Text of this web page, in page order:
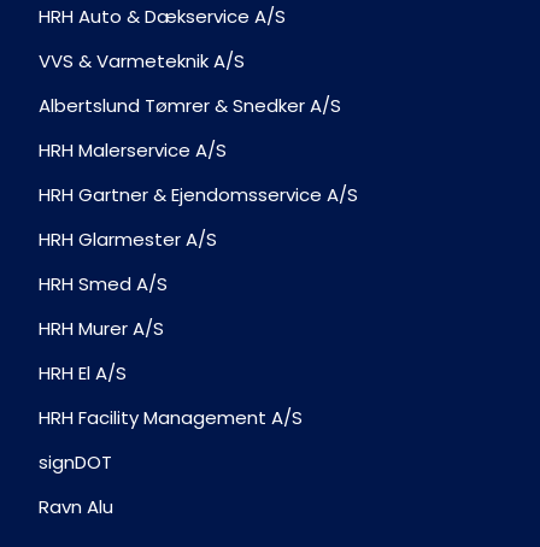
HRH Auto & Dækservice A/S
VVS & Varmeteknik A/S
Albertslund Tømrer & Snedker A/S
HRH Malerservice A/S
HRH Gartner & Ejendomsservice A/S
HRH Glarmester A/S
HRH Smed A/S
HRH Murer A/S
HRH El A/S
HRH Facility Management A/S
signDOT
Ravn Alu